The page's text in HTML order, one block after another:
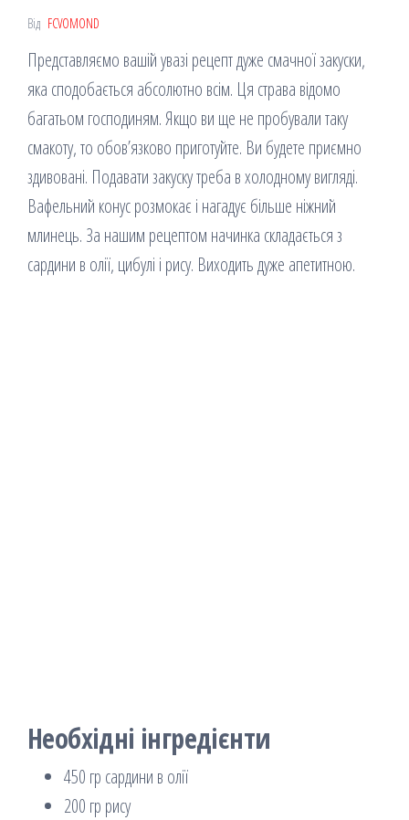
Від FCVOMOND
Представляємо вашій увазі рецепт дуже смачної закуски,
яка сподобається абсолютно всім. Ця страва відомо
багатьом господиням. Якщо ви ще не пробували таку
смакоту, то обов’язково приготуйте. Ви будете приємно
здивовані. Подавати закуску треба в холодному вигляді.
Вафельний конус розмокає і нагадує більше ніжний
млинець. За нашим рецептом начинка складається з
сардини в олії, цибулі і рису. Виходить дуже апетитною.
Необхідні інгредієнти
450 гр сардини в олії
200 гр рису